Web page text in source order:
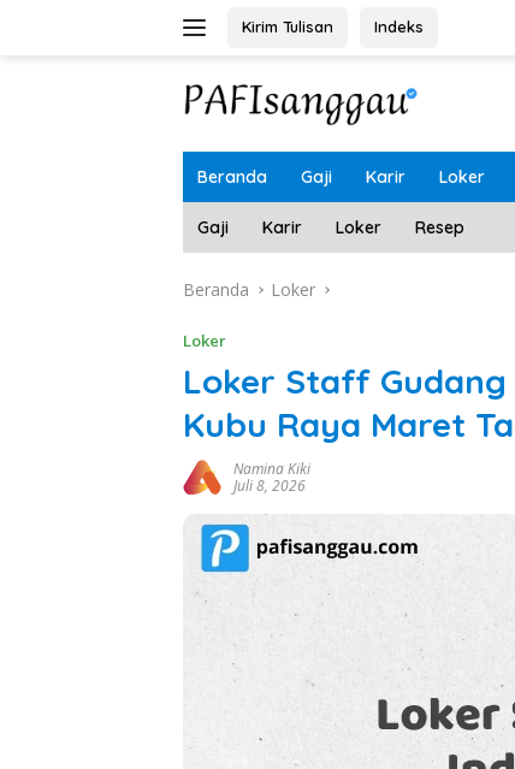
Kirim Tulisan Indeks
Beranda Gaji Karir Loker
Gaji Karir Loker Resep
Beranda Loker
Loker
Loker Staff
Kubu Raya Maret
Namina Kiki
Juli 8, 2026